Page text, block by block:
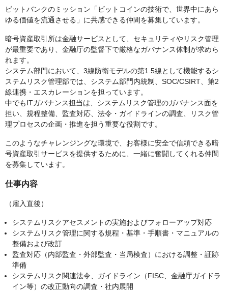
ビットバンクのミッション「ビットコインの技術で、世界中にあら
ゆる価値を流通させる」に共感できる仲間を募集しています。
暗号資産取引所は金融サービスとして、セキュリティやリスク管理
が最重要であり、金融庁の監督下で厳格なガバナンス体制が求めら
れます。
システム部門において、3線防衛モデルの第1.5線として機能するシ
ステムリスク管理部では、システム部門内統制、SOC/CSIRT、第2
線連携・エスカレーションを担っています。
中でもITガバナンス担当は、システムリスク管理のガバナンス面を
担い、規程整備、監査対応、法令・ガイドラインの調査、リスク管
理プロセスの企画・推進を担う重要な役割です。
このようなチャレンジングな環境で、お客様に安全で信頼できる暗
号資産取引サービスを提供するために、一緒に奮闘してくれる仲間
を募集しています。
仕事内容
（雇入直後）
システムリスクアセスメントの実施およびフォローアップ対応
システムリスク管理に関する規程・基準・手順書・マニュアルの
整備および改訂
監査対応（内部監査・外部監査・当局検査）における調整・証跡
準備
システムリスク関連法令、ガイドライン（FISC、金融庁ガイドラ
イン等）の改正動向の調査・社内展開